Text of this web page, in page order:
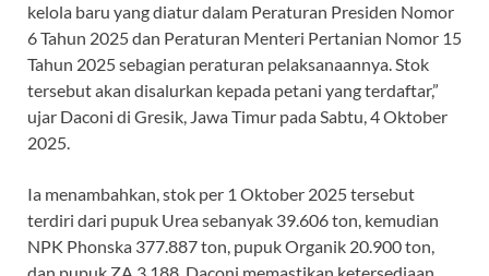
kelola baru yang diatur dalam Peraturan Presiden Nomor
6 Tahun 2025 dan Peraturan Menteri Pertanian Nomor 15
Tahun 2025 sebagian peraturan pelaksanaannya. Stok
tersebut akan disalurkan kepada petani yang terdaftar,”
ujar Daconi di Gresik, Jawa Timur pada Sabtu, 4 Oktober
2025.
Ia menambahkan, stok per 1 Oktober 2025 tersebut
terdiri dari pupuk Urea sebanyak 39.606 ton, kemudian
NPK Phonska 377.887 ton, pupuk Organik 20.900 ton,
dan pupuk ZA 3.188. Daconi memastikan ketersediaan